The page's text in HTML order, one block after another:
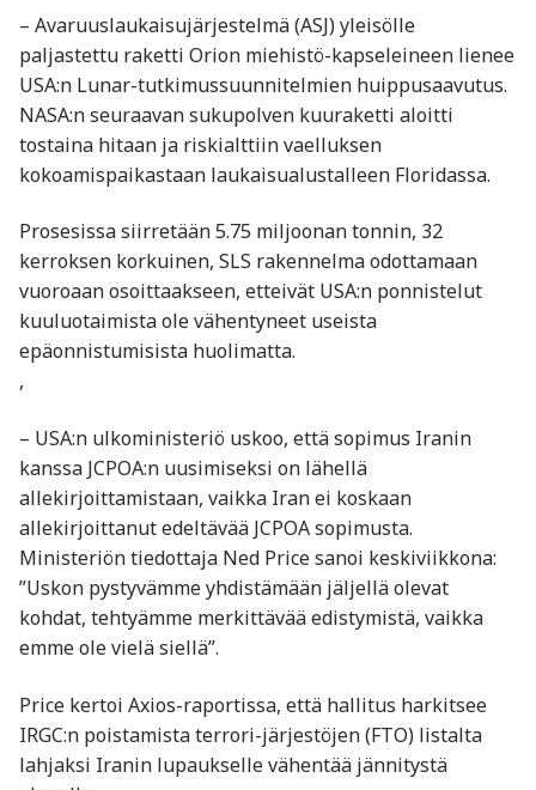
– Avaruuslaukaisujärjestelmä (ASJ) yleisölle
paljastettu raketti Orion miehistö-kapseleineen lienee
USA:n Lunar-tutkimussuunnitelmien huippusaavutus.
NASA:n seuraavan sukupolven kuuraketti aloitti
tostaina hitaan ja riskialttiin vaelluksen
kokoamispaikastaan laukaisualustalleen Floridassa.
Prosesissa siirretään 5.75 miljoonan tonnin, 32
kerroksen korkuinen, SLS rakennelma odottamaan
vuoroaan osoittaakseen, etteivät USA:n ponnistelut
kuuluotaimista ole vähentyneet useista
epäonnistumisista huolimatta.
,
– USA:n ulkoministeriö uskoo, että sopimus Iranin
kanssa JCPOA:n uusimiseksi on lähellä
allekirjoittamistaan, vaikka Iran ei koskaan
allekirjoittanut edeltävää JCPOA sopimusta.
Ministeriön tiedottaja Ned Price sanoi keskiviikkona:
”Uskon pystyvämme yhdistämään jäljellä olevat
kohdat, tehtyämme merkittävää edistymistä, vaikka
emme ole vielä siellä”.
Price kertoi Axios-raportissa, että hallitus harkitsee
IRGC:n poistamista terrori-järjestöjen (FTO) listalta
lahjaksi Iranin lupaukselle vähentää jännitystä